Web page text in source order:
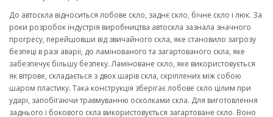
До автоскла відноситься лобове скло, заднє скло, бічне скло і люк. За
роки розробок індустрія виробництва автоскла зазнала значного
прогресу, перейшовши від звичайного скла, яке становило загрозу
безпеці в разі аварії, до ламінованого та загартованого скла, яке
забезпечує більшу безпеку. Ламіноване скло, яке використовується
як вітрове, складається з двох шарів скла, скріплених між собою
шаром пластику. Така конструкція зберігає лобове скло цілим при
ударі, запобігаючи травмуванню осколками скла. Для виготовлення
заднього і бокового скла використовується загартоване скло. Воно